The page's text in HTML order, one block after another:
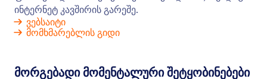
ოფლაინ ფორმები